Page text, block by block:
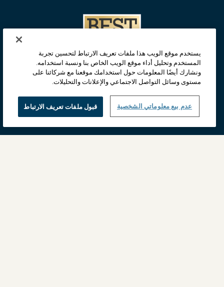
الصفحة الرئيسية
يستخدم موقع الويب هذا ملفات تعريف الارتباط لتحسين تجربة
المستخدم وتحليل أداء موقع الويب الخاص بنا ونسبة استخدامه.
ونشارك أيضًا المعلومات حول استخدامك موقعنا مع شركائنا على
مستوى وسائل التواصل الاجتماعي والإعلانات والتحليلات.
قبول ملفات تعريف الارتباط عدم بيع معلوماتي الشخصية